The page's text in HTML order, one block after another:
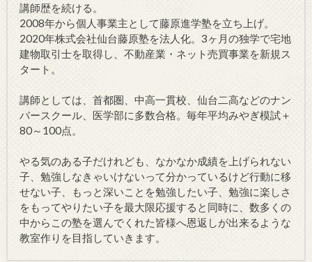
講師歴を続ける。
2008年から個人事業主として藤原進学塾を立ち上げ。
2020年株式会社仙台藤原塾を法人化。3ヶ月の独学で宅地
建物取引士を取得し、不動産業・ネット売買事業を新規ス
タート。
講師としては、首都圏、中高一貫校、仙台二高などのナン
バースクール、医学部に多数合格。毎年平均みやぎ模試＋
80～100点。
やる気のある子だけれども、なかなか成績を上げられない
子、勉強しなきゃいけないって分かっているけど行動に移
せない子、もっと深いことを勉強したい子、勉強に楽しさ
をもってやりたい子を最大限応援すると同時に、数多くの
中からこの塾を選んでくれた皆様へ恩返しが出来るような
教室作りを目指していきます。